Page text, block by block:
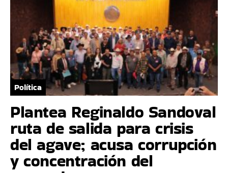
Política
Plantea Reginaldo Sandoval
ruta de salida para crisis
del agave; acusa corrupción
y concentración del